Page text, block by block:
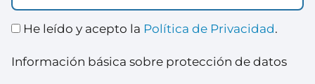
He leído y acepto la Política de Privacidad.
Información básica sobre protección de datos